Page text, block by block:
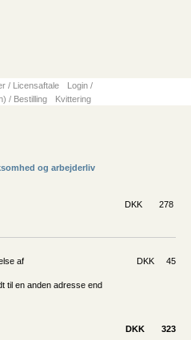
/ Licensaftale
Login /
/ Bestilling Kvittering
og arbejderliv
DKK 278
af
DKK 45
til en anden adresse end
DKK 323